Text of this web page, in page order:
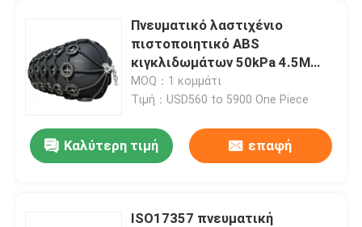
Πνευματικό λαστιχένιο
πιστοποιητικό ABS
κιγκλιδωμάτων 50kPa 4.5M
δικτύου αλυσίδων ελαστικών
αυτοκινήτου
MOQ：1 κομμάτι
Τιμή：USD560 to 5900 One Piece
Καλύτερη τιμή επαφή
ISO17357 πνευματική